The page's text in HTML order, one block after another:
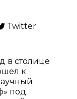
Twitter
в столице
к
под